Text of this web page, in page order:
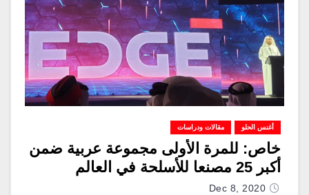
أغنس الحلو مقالات ودراسات
خاص: للمرة الأولى مجموعة عربية ضمن
أكبر 25 مصنعا للأسلحة في العالم
Dec 8, 2020